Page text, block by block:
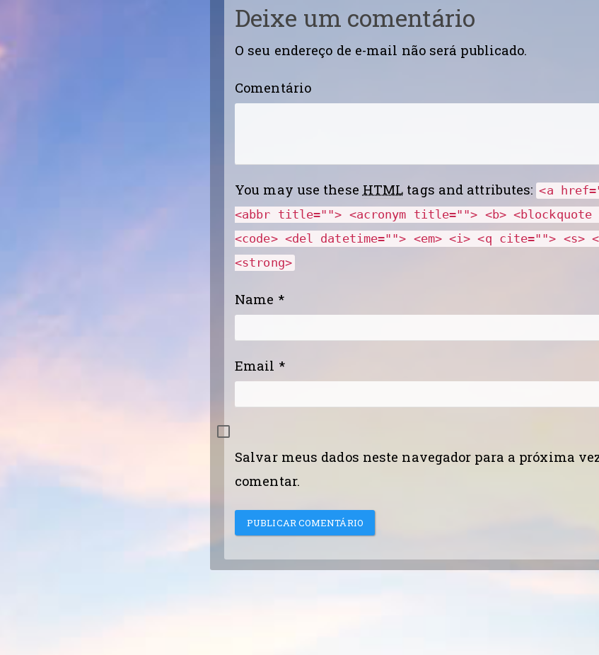
Deixe um comentário
O seu endereço de e-mail não será publicado.
Comentário
You may use these HTML tags and attributes: <a
<abbr title=""> <acronym title=""> <b>
<code> <del datetime=""> <em> <i> <q cite=""> <s>
<strong>
Name *
Email *
Salvar meus dados neste navegador para a próxima
comentar.